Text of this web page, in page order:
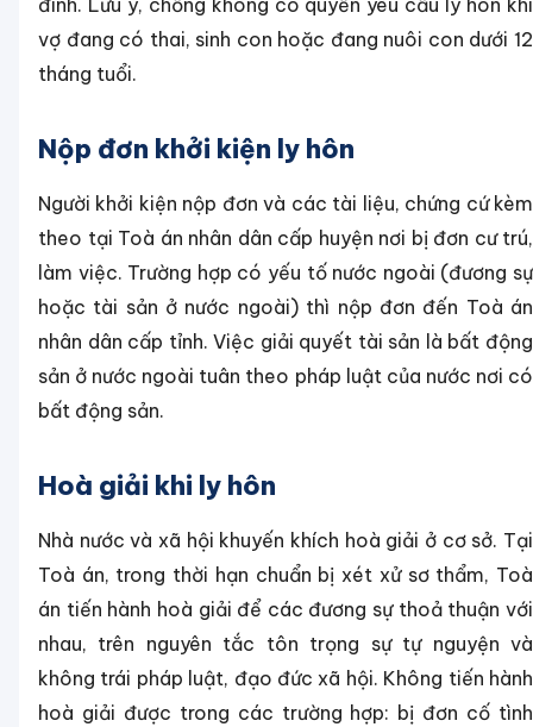
đình. Lưu ý, chồng không có quyền yêu cầu ly hôn khi
vợ đang có thai, sinh con hoặc đang nuôi con dưới 12
tháng tuổi.
Nộp đơn khởi kiện ly hôn
Người khởi kiện nộp đơn và các tài liệu, chứng cứ kèm
theo tại Toà án nhân dân cấp huyện nơi bị đơn cư trú,
làm việc. Trường hợp có yếu tố nước ngoài (đương sự
hoặc tài sản ở nước ngoài) thì nộp đơn đến Toà án
nhân dân cấp tỉnh. Việc giải quyết tài sản là bất động
sản ở nước ngoài tuân theo pháp luật của nước nơi có
bất động sản.
Hoà giải khi ly hôn
Nhà nước và xã hội khuyến khích hoà giải ở cơ sở. Tại
Toà án, trong thời hạn chuẩn bị xét xử sơ thẩm, Toà
án tiến hành hoà giải để các đương sự thoả thuận với
nhau, trên nguyên tắc tôn trọng sự tự nguyện và
không trái pháp luật, đạo đức xã hội. Không tiến hành
hoà giải được trong các trường hợp: bị đơn cố tình